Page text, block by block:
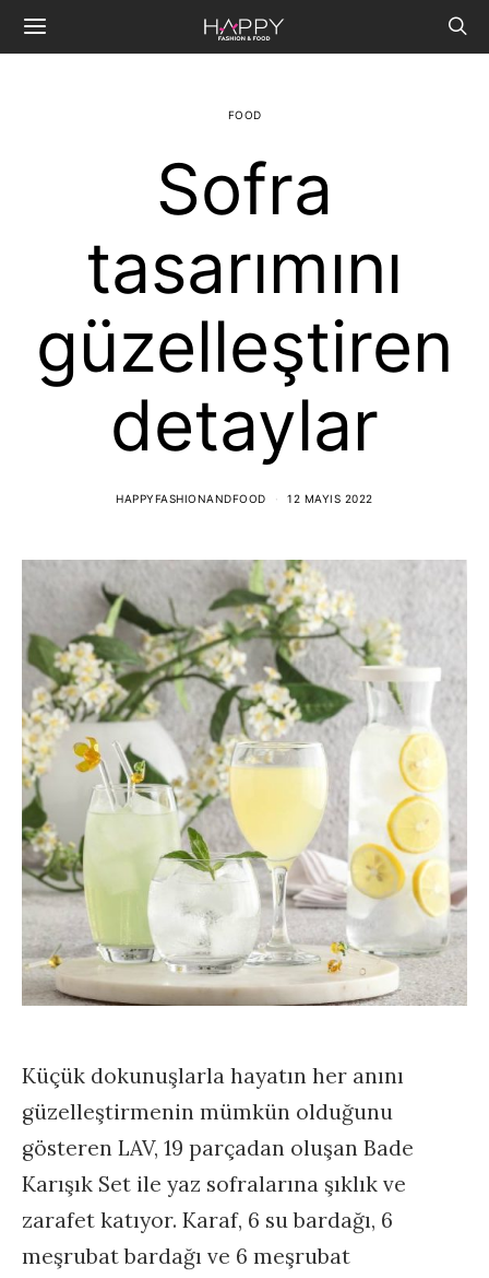
FOOD
Sofra
tasarımını
güzelleştiren
detaylar
HAPPYFASHIONANDFOOD 12 MAYIS 2022
Küçük dokunuşlarla hayatın her anını
güzelleştirmenin mümkün olduğunu
gösteren LAV, 19 parçadan oluşan Bade
Karışık Set ile yaz sofralarına şıklık ve
zarafet katıyor. Karaf, 6 su bardağı, 6
meşrubat bardağı ve 6 meşrubat